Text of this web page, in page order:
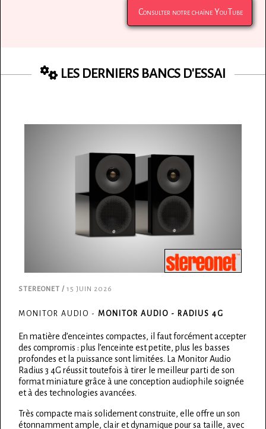
Consulter notre chaîne YouTube
LES DERNIERS BANCS D'ESSAI
STEREONET / 15 JUIN 2026
MONITOR AUDIO - MONITOR AUDIO - RADIUS 4G
En matière d’enceintes compactes, il faut forcément accepter
des compromis : plus l’enceinte est petite, plus les basses
profondes et la puissance sont limitées. La Monitor Audio
Radius 3 4G réussit toutefois à tirer le meilleur parti de son
format miniature grâce à une conception audiophile soignée
et à des technologies avancées.
Très compacte mais solidement construite, elle offre un son
étonnamment ample, clair et dynamique pour sa taille, avec